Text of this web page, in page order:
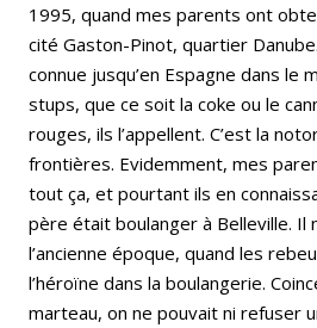
1995, quand mes parents ont
cité Gaston-Pinot, quartier
connue jusqu’en Espagne dans le
stups, que ce soit la coke ou le
rouges, ils l’appellent. C’est la
frontières. Evidemment, mes
tout ça, et pourtant ils en
père était boulanger à Belleville. Il
l’ancienne époque, quand les
l’héroïne dans la boulangerie.
marteau, on ne pouvait ni refuser